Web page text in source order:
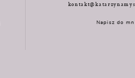
Napisz do